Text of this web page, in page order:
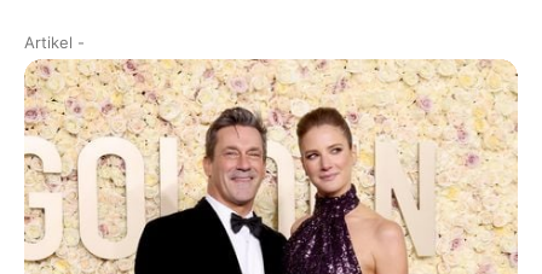
Artikel -